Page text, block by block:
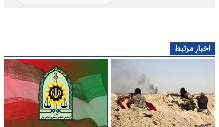
اخبار مرتبط